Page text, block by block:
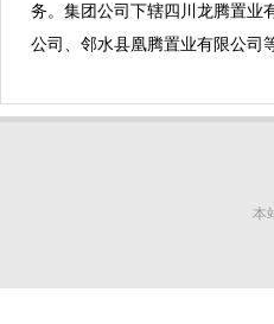
务。集团公司下辖四川龙腾置业
公司、邻水县凰腾置业有限公司
本